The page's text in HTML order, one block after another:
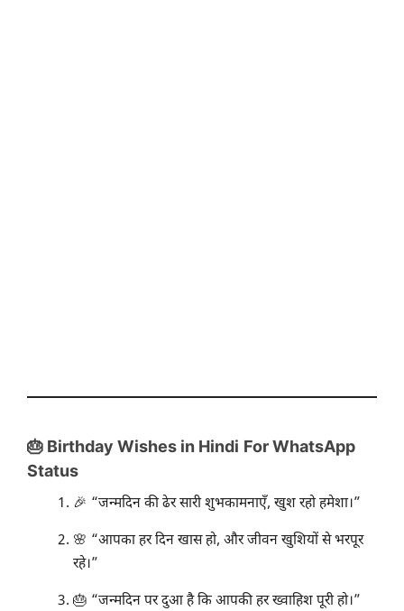
🎂 Birthday Wishes in Hindi For WhatsApp
Status
🎉 “जन्मदिन की ढेर सारी शुभकामनाएँ, खुश रहो हमेशा।”
🌸 “आपका हर दिन खास हो, और जीवन खुशियों से भरपूर
रहे।”
🎂 “जन्मदिन पर दुआ है कि आपकी हर ख्वाहिश पूरी हो।”